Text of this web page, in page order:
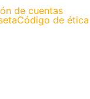
de cuentas
Código de ética